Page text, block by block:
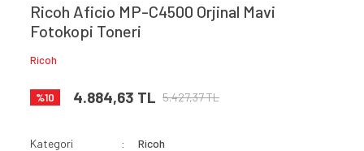
Ricoh Aficio MP-C4500 Orjinal Mavi
Fotokopi Toneri
Ricoh
%10 4.884,63 TL 5.427,37 TL
Kategori
Ricoh